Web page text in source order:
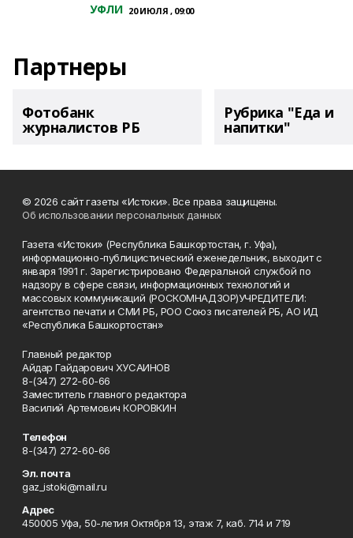
УФЛИ 20 ИЮЛЯ , 09:00
Партнеры
Фотобанк
журналистов РБ
Рубрика "Еда и
напитки"
© 2026 сайт газеты «Истоки». Все права защищены.
Об использовании персональных данных
Газета «Истоки» (Республика Башкортостан, г. Уфа),
информационно-публицистический еженедельник, выходит с
января 1991 г. Зарегистрировано Федеральной службой по
надзору в сфере связи, информационных технологий и
массовых коммуникаций (РОСКОМНАДЗОР)УЧРЕДИТЕЛИ:
агентство печати и СМИ РБ, РОО Союз писателей РБ, АО ИД
«Республика Башкортостан»
Главный редактор
Айдар Гайдарович ХУСАИНОВ
8-(347) 272-60-66
Заместитель главного редактора
Василий Артемович КОРОВКИН
Телефон
8-(347) 272-60-66
Эл. почта
gaz_istoki@mail.ru
Адрес
450005 Уфа, 50-летия Октября 13, этаж 7, каб. 714 и 719